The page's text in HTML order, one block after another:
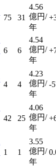
75 31
4.56
億円/
年
6 6
4.54
億円/
年
4 4
4.23
億円/
年
-
42 25
4.06
億円/
年
1 1
3.55
億円/
年